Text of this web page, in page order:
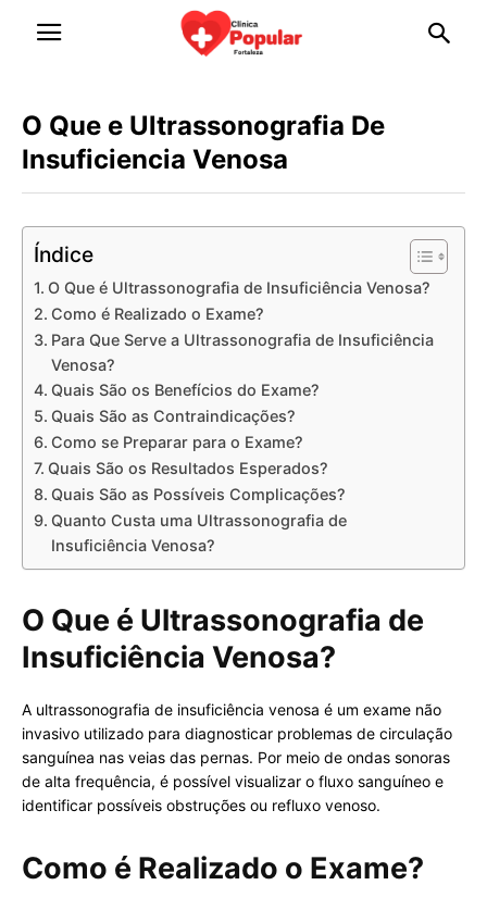
O Que e Ultrassonografia De
Insuficiencia Venosa
Índice
O Que é Ultrassonografia de Insuficiência Venosa?
Como é Realizado o Exame?
Para Que Serve a Ultrassonografia de Insuficiência
Venosa?
Quais São os Benefícios do Exame?
Quais São as Contraindicações?
Como se Preparar para o Exame?
Quais São os Resultados Esperados?
Quais São as Possíveis Complicações?
Quanto Custa uma Ultrassonografia de
Insuficiência Venosa?
O Que é Ultrassonografia de
Insuficiência Venosa?
A ultrassonografia de insuficiência venosa é um exame não
invasivo utilizado para diagnosticar problemas de circulação
sanguínea nas veias das pernas. Por meio de ondas sonoras
de alta frequência, é possível visualizar o fluxo sanguíneo e
identificar possíveis obstruções ou refluxo venoso.
Como é Realizado o Exame?